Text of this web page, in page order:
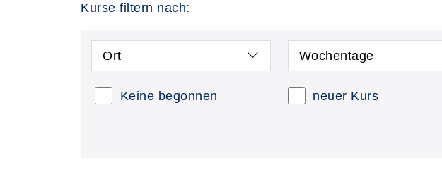
Kurse filtern nach:
Ort Wochentage
Keine begonnen neuer Kurs